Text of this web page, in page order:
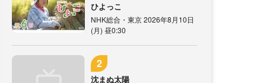
ひよっこ
NHK総合・東京 2026年8月10日
(月) 昼0:30
沈まぬ太陽